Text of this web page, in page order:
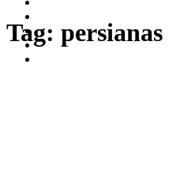
Tag: